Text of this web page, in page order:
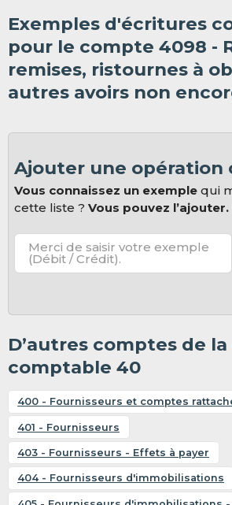
Exemples d'écritures
pour le compte 4098 -
remises, ristournes à
autres avoirs non
Ajouter une opération
Vous connaissez un exemple qui
cette liste ?Vous pouvez l’ajouter.
Merci de saisir votre exemple
(Débit / Crédit).
D’autres comptes de la
comptable 40
400 - Fournisseurs et comptes
401 - Fournisseurs
403 - Fournisseurs - Effets à payer
404 - Fournisseurs d'immobilisations